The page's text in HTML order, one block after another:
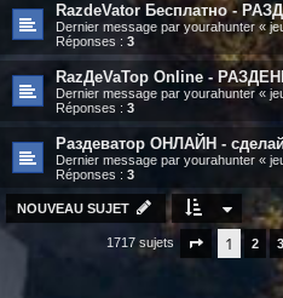
RazdeVator Бесплатно -
Dernier message par yourahunter«
Réponses : 3
RazДеVaТор Online -
Dernier message par yourahunter «
Réponses : 3
Раздеватор ОНЛАЙН -
Dernier message par yourahunter «
Réponses : 3
NOUVEAU SUJET
1717 sujets Page 1 sur 69
1 2 3